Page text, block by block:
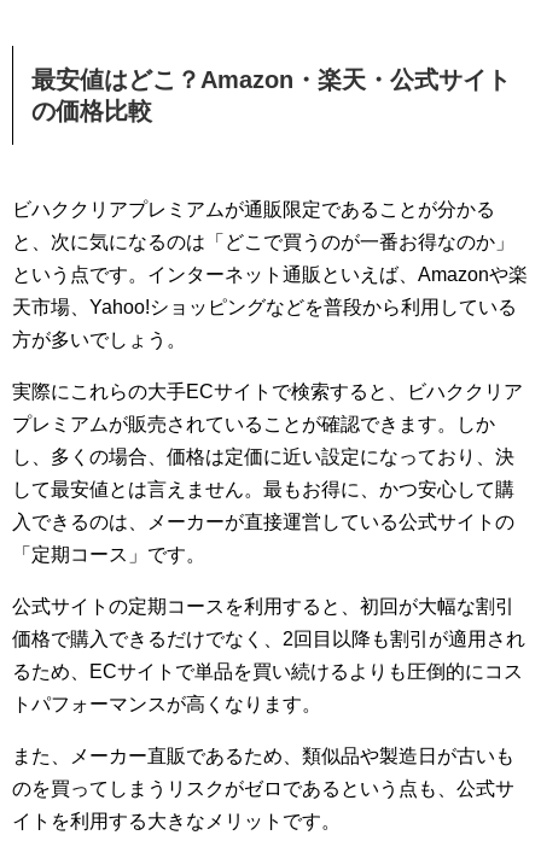
最安値はどこ？Amazon・楽天・公式サイト
の価格比較
ビハククリアプレミアムが通販限定であることが分かる
と、次に気になるのは「どこで買うのが一番お得なのか」
という点です。インターネット通販といえば、Amazonや楽
天市場、Yahoo!ショッピングなどを普段から利用している
方が多いでしょう。
実際にこれらの大手ECサイトで検索すると、ビハククリア
プレミアムが販売されていることが確認できます。しか
し、多くの場合、価格は定価に近い設定になっており、決
して最安値とは言えません。最もお得に、かつ安心して購
入できるのは、メーカーが直接運営している公式サイトの
「定期コース」です。
公式サイトの定期コースを利用すると、初回が大幅な割引
価格で購入できるだけでなく、2回目以降も割引が適用され
るため、ECサイトで単品を買い続けるよりも圧倒的にコス
トパフォーマンスが高くなります。
また、メーカー直販であるため、類似品や製造日が古いも
のを買ってしまうリスクがゼロであるという点も、公式サ
イトを利用する大きなメリットです。